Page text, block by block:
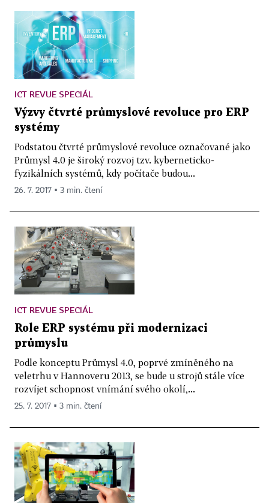
ICT REVUE SPECIÁL
Výzvy čtvrté průmyslové revoluce pro ERP
systémy
Podstatou čtvrté průmyslové revoluce označované jako
Průmysl 4.0 je široký rozvoj tzv. kyberneticko-
fyzikálních systémů, kdy počítače budou...
26. 7. 2017 ▪ 3 min. čtení
ICT REVUE SPECIÁL
Role ERP systému při modernizaci
průmyslu
Podle konceptu Průmysl 4.0, poprvé zmíněného na
veletrhu v Hannoveru 2013, se bude u strojů stále více
rozvíjet schopnost vnímání svého okolí,...
25. 7. 2017 ▪ 3 min. čtení